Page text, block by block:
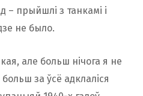
– прыйшлі з танкамі і
не было.
але больш нічога я не
за ўсё адклаліся